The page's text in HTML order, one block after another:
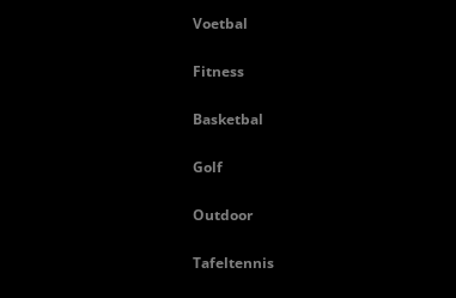
Voetbal
Fitness
Basketbal
Golf
Outdoor
Tafeltennis